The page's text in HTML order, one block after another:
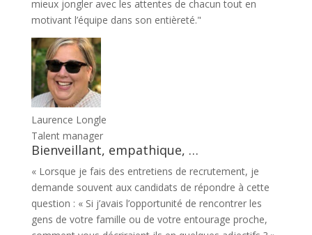
mieux jongler avec les attentes de chacun tout en
motivant l’équipe dans son entièreté."
Laurence Longle
Talent manager
Bienveillant, empathique, …
« Lorsque je fais des entretiens de recrutement, je
demande souvent aux candidats de répondre à cette
question : « Si j’avais l’opportunité de rencontrer les
gens de votre famille ou de votre entourage proche,